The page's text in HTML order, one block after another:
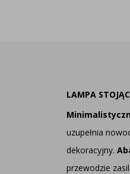
LAMPA
uzupełnia
dekoracyjny.
przewodzie